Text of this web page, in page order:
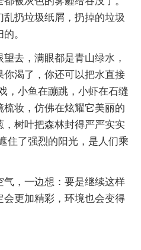
扔垃圾纸屑，扔掉的垃圾
。
去，满眼都是青山绿水，
渴了，你还可以把水直接
，小鱼在蹦跳，小虾在石缝
妆，仿佛在炫耀它美丽的
树叶把森林封得严严实实
住了强烈的阳光，是人们乘
气，一边想：要是继续这样
更加精彩，环境也会变得